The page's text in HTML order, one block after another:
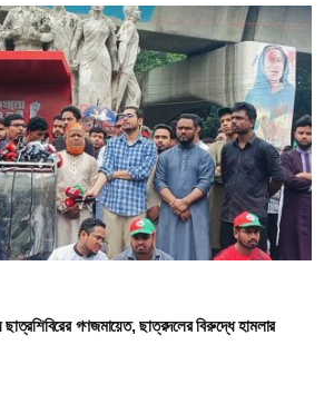
গণজমায়েত, ছাত্রদলের বিরুদ্ধে হামলার